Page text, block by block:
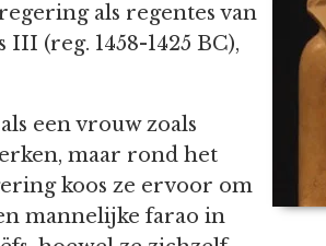
als regentes van
(reg. 1458-1425 BC),
een vrouw zoals
maar rond het
koos ze ervoor om
mannelijke farao in